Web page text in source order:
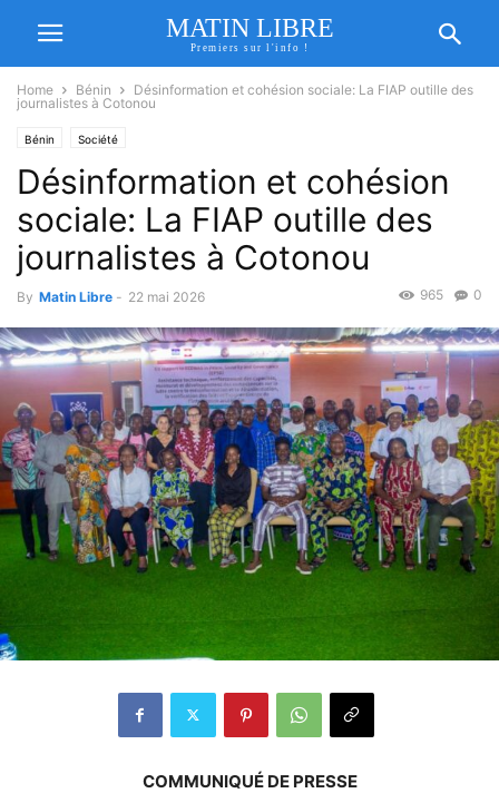
MATIN LIBRE
Premiers sur l'info !
Home Bénin
Désinformation et cohésion sociale: La FIAP outille des
journalistes à Cotonou
Bénin Société
Désinformation et cohésion
sociale: La FIAP outille des
journalistes à Cotonou
By Matin Libre - 22 mai 2026 0
965
COMMUNIQUÉ DE PRESSE